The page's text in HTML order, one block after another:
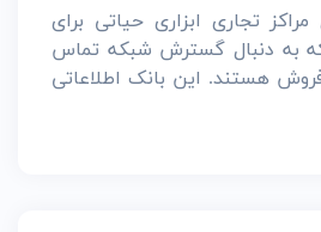
تجاری ابزاری حیاتی برای
به دنبال گسترش شبکه تماس
هستند. این بانک اطلاعاتی